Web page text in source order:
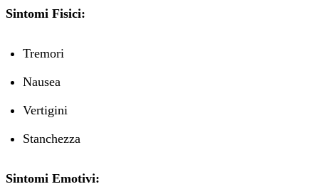
Sintomi Fisici:
Tremori
Nausea
Vertigini
Stanchezza
Sintomi Emotivi: